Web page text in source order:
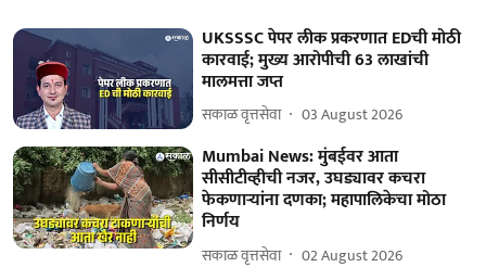
UKSSSC पेपर लीक प्रकरणात EDची मोठी
कारवाई; मुख्य आरोपीची 63 लाखांची
मालमत्ता जप्त
सकाळ वृत्तसेवा 03 August 2026
Mumbai News: मुंबईवर आता
सीसीटीव्हीची नजर, उघड्यावर कचरा
फेकणाऱ्यांना दणका; महापालिकेचा मोठा
निर्णय
सकाळ वृत्तसेवा 02 August 2026